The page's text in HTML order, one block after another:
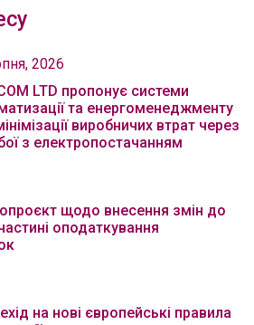
2026
LTD пропонує системи
та енергоменеджменту
виробничих втрат через
з електропостачанням
щодо внесення змін до
оподаткування
на нові європейські правила